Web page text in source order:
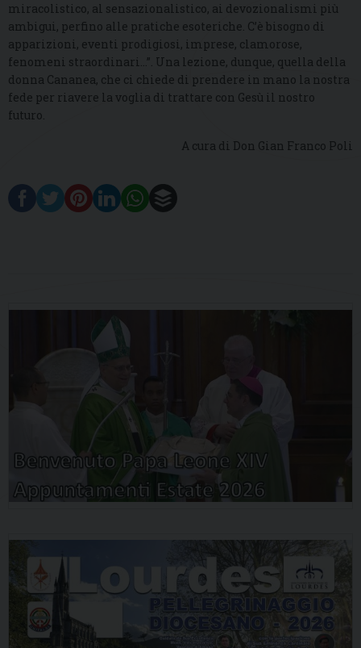
miracolistico, al sensazionalistico, ai devozionalismi più
ambigui, perfino alle pratiche esoteriche. C’è bisogno di
apparizioni, eventi prodigiosi, imprese, clamorose,
fenomeni straordinari…”. Una lezione, dunque, quella della
donna Cananea, che ci chiede di prendere in mano la nostra
fede per riavere la voglia di trattare con Gesù il nostro
futuro.
A cura di Don Gian Franco Poli